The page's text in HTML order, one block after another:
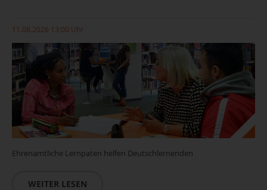
11.08.2026 13:00 Uhr
Ehrenamtliche Lernpaten helfen Deutschlernenden
WEITER LESEN